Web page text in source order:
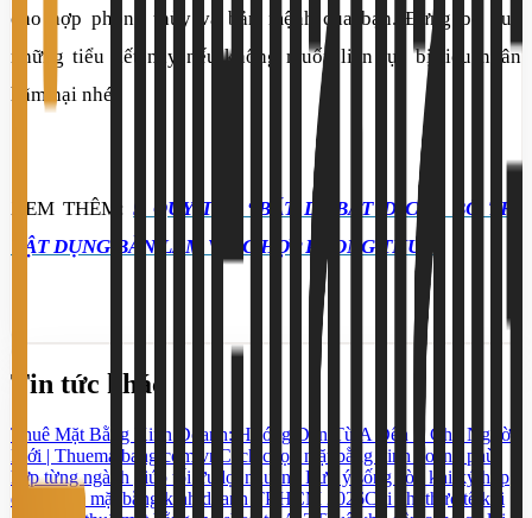
cho hợp phong thủy và bản mệnh của bạn. Đừng bỏ qua
những tiểu tiết này nếu không muốn liên tục bị tiểu nhân
hãm hại nhé.
XEM THÊM:9 QUY TẮC “BẤT DI BẤT DỊCH” BỐ TRÍ
VẬT DỤNG BÀN LÀM VIỆC HỢP PHONG THỦY
Tin tức khác
Thuê Mặt Bằng Kinh Doanh: Hướng Dẫn Từ A Đến Z Cho Người
Mới | Thuematbang.com.vn Cách chọn mặt bằng kinh doanh phù
hợp từng ngành giúp tối ưu lợi nhuận 5 Lưu ý sống còn khi ký hợp
đồng thuê mặt bằng kinh doanh TP.HCM 2026Chi phí thực tế khi